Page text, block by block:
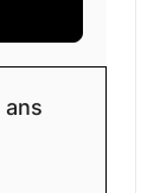
ans